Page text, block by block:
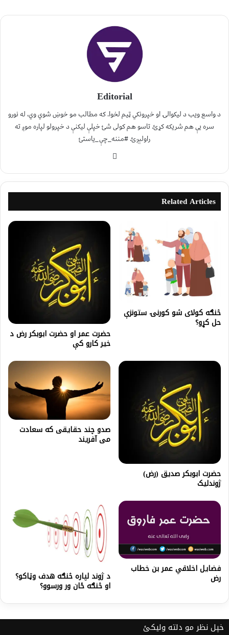
Editorial
د واسع ویب د لیکوالۍ او خپرونکي ټیم لخوا. که مطالب مو خوښ شوي وي، له نورو
سره یې هم شریکه کړئ. تاسو هم کولی شئ خپلې لیکنې د خپرولو لپاره موږ ته
راولېږئ. #مننه_چې_یاستئ
Related Articles
څنګه کولای شو کورنۍ ستونزې
حل کړو؟
حضرت عمر او حضرت ابوبكر رض د
خیر کارو کې
حضرت ابوبكر صديق (رض)
ژوندلیک
صدو چند حقايقى كه سعادت
مى آفريند
فضایل اخلاقي عمر بن خطاب
رض د ژوند لپاره څنګه هدف وټاکو؟
او څنګه ځان ور ورسوو؟
خپل نظر مو دلته ولیکئ